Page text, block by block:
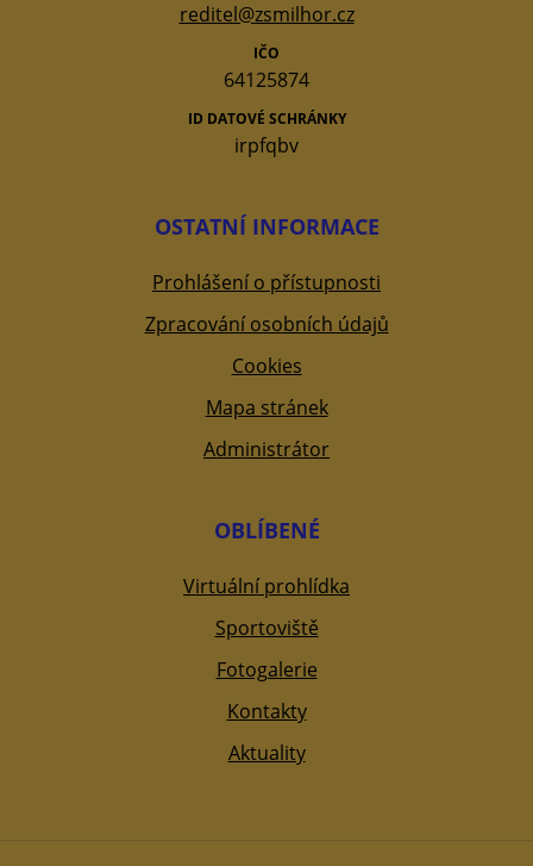
reditel@zsmilhor.cz
IČO
64125874
ID DATOVÉ SCHRÁNKY
irpfqbv
OSTATNÍ INFORMACE
Prohlášení o přístupnosti
Zpracování osobních údajů
Cookies
Mapa stránek
Administrátor
OBLÍBENÉ
Virtuální prohlídka
Sportoviště
Fotogalerie
Kontakty
Aktuality